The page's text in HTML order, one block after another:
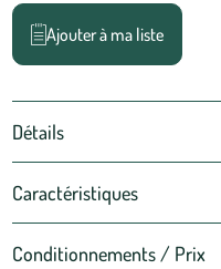
Ajouter à ma liste
Détails
Caractéristiques
Conditionnements / Prix